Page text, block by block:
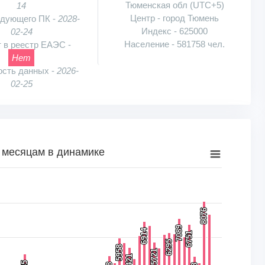
14
ПК - 2028-
02-24
в реестр ЕАЭС -
Нет
данных - 2026-
02-25
Тюменская обл (UTC+5)
Центр - город Тюмень
Индекс - 625000
Население - 581758 чел.
шт.. Range: 0 to 10000.
в динамике
5958
5958
6914
6914
5721
5721
6295
6295
7089
70896751
6751
8076
8076